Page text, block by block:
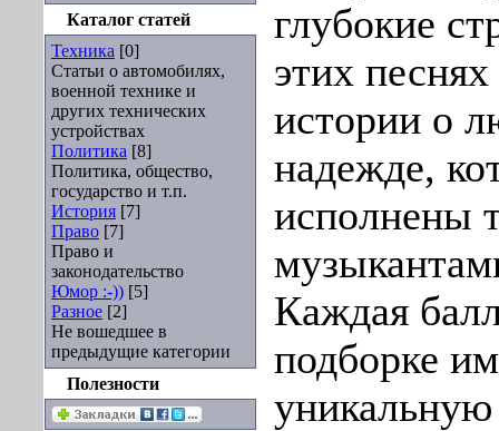
Каталог статей
Техника [0]
Статьи о автомобилях,
военной технике и
других технических
устройствах
Политика [8]
Политика, общество,
государство и т.п.
История [7]
Право [7]
Право и
законодательство
Юмор :-)) [5]
Разное [2]
Не вошедшее в
предыдущие категории
Полезности
глубокие
этих
истории о
надежде,
исполнены
Каждая
подборке